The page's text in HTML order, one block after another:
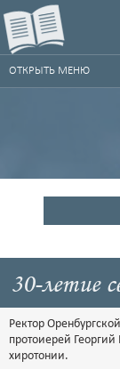
ОТКРЫТЬ МЕНЮ
30-летие
Ректор
протоиерей
хиротонии.